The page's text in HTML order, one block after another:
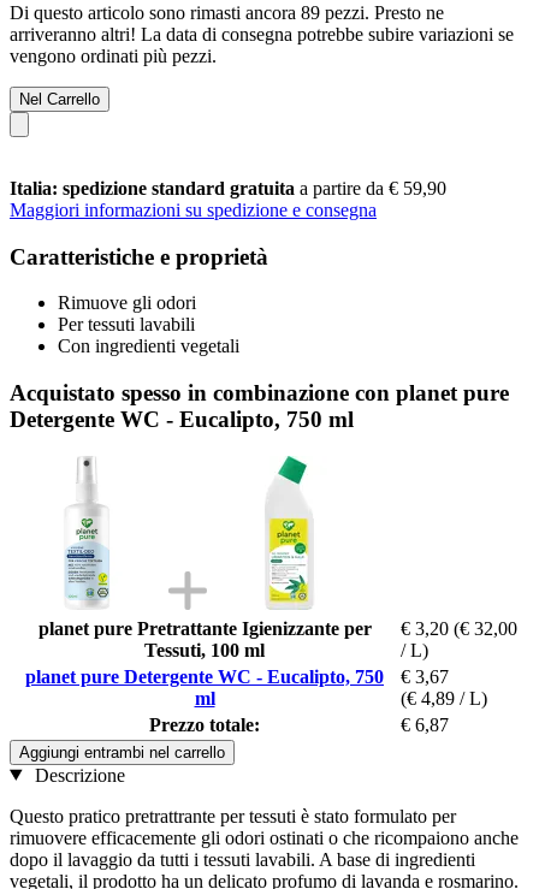
Di questo articolo sono rimasti ancora 89 pezzi. Presto ne
arriveranno altri! La data di consegna potrebbe subire variazioni se
vengono ordinati più pezzi.
Nel Carrello
Italia: spedizione standard gratuita a partire da € 59,90
Maggiori informazioni su spedizione e consegna
Caratteristiche e proprietà
Rimuove gli odori
Per tessuti lavabili
Con ingredienti vegetali
Acquistato spesso in combinazione con planet pure
Detergente WC - Eucalipto, 750 ml
planet pure Pretrattante Igienizzante per
Tessuti, 100 ml
€ 3,20 (€ 32,00
/ L)
planet pure Detergente WC - Eucalipto, 750
ml
€ 3,67
(€ 4,89 / L)
Prezzo totale:
€ 6,87
Aggiungi entrambi nel carrello
Descrizione
Questo pratico pretrattrante per tessuti è stato formulato per
rimuovere efficacemente gli odori ostinati o che ricompaiono anche
dopo il lavaggio da tutti i tessuti lavabili. A base di ingredienti
vegetali, il prodotto ha un delicato profumo di lavanda e rosmarino.